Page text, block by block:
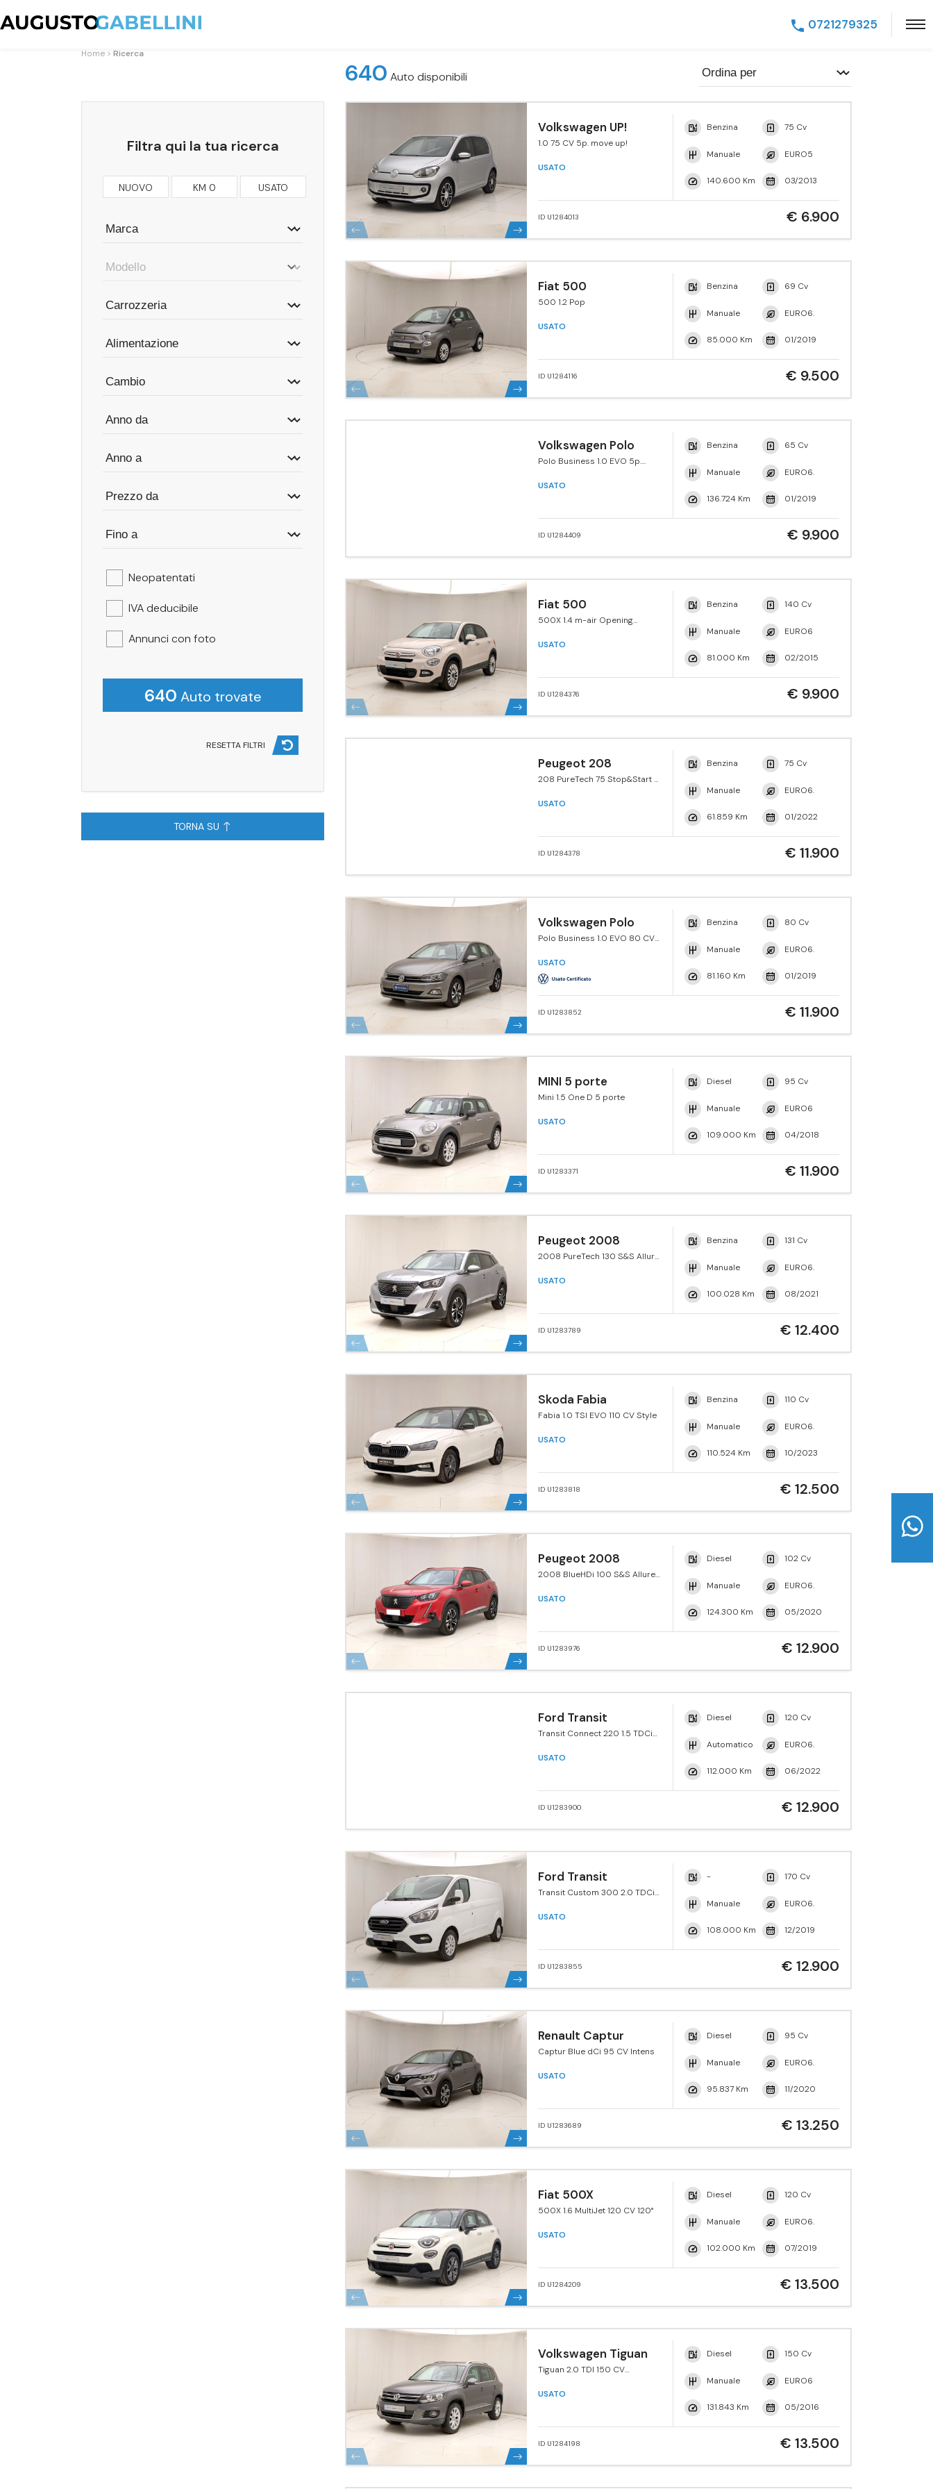
0721279325
Home Ricerca
640 Auto disponibili
Filtra qui la tua ricerca
NUOVO KM 0 USATO
Neopatentati
IVA deducibile
Annunci con foto
640 Auto trovate
RESETTA FILTRI
TORNA SU
Volkswagen UP!
1.0 75 CV 5p. move up!
USATO
Benzina 75 Cv
Manuale EURO5
140.600 Km 03/2013
ID U1284013 € 6.900
Fiat 500
500 1.2 Pop
USATO
Benzina 69 Cv
Manuale EURO6.
85.000 Km 01/2019
ID U1284116 € 9.500
Volkswagen Polo
Polo Business 1.0 EVO 5p.
USATO
Benzina 65 Cv
Manuale EURO6.
136.724 Km 01/2019
ID U1284409 € 9.900
Fiat 500
500X 1.4 m-air Opening
USATO
Benzina 140 Cv
Manuale EURO6
81.000 Km 02/2015
ID U1284376 € 9.900
Peugeot 208
208 PureTech 75 Stop&Start 5
USATO
Benzina 75 Cv
Manuale EURO6.
61.859 Km 01/2022
ID U1284378 € 11.900
Volkswagen Polo
Polo Business 1.0 EVO 80 CV
Tech.
USATO
Benzina 80 Cv
Manuale EURO6.
81.160 Km 01/2019
ID U1283852 € 11.900
MINI 5 porte
Mini 1.5 One D 5 porte
USATO
Diesel 95 Cv
Manuale EURO6
109.000 Km 04/2018
ID U1283371 € 11.900
Peugeot 2008
2008 PureTech 130 S&S Allure
USATO
Benzina 131 Cv
Manuale EURO6.
100.028 Km 08/2021
ID U1283789 € 12.400
Skoda Fabia
Fabia 1.0 TSI EVO 110 CV Style
USATO
Benzina 110 Cv
Manuale EURO6.
110.524 Km 10/2023
ID U1283818 € 12.500
Peugeot 2008
2008 BlueHDi 100 S&S Allure
USATO
Diesel 102 Cv
Manuale EURO6.
124.300 Km 05/2020
ID U1283976 € 12.900
Ford Transit
Transit Connect 220 1.5 TDCi
USATO
Diesel 120 Cv
Automatico EURO6.
112.000 Km 06/2022
ID U1283900 € 12.900
Ford Transit
Transit Custom 300 2.0 TDCi
USATO
- 170 Cv
Manuale EURO6.
108.000 Km 12/2019
ID U1283855 € 12.900
Renault Captur
Captur Blue dCi 95 CV Intens
USATO
Diesel 95 Cv
Manuale EURO6.
95.837 Km 11/2020
ID U1283689 € 13.250
Fiat 500X
500X 1.6 MultiJet 120 CV 120°
USATO
Diesel 120 Cv
Manuale EURO6.
102.000 Km 07/2019
ID U1284209 € 13.500
Volkswagen Tiguan
Tiguan 2.0 TDI 150 CV
BlueMotion Tech.
USATO
Diesel 150 Cv
Manuale EURO6
131.843 Km 05/2016
ID U1284198 € 13.500